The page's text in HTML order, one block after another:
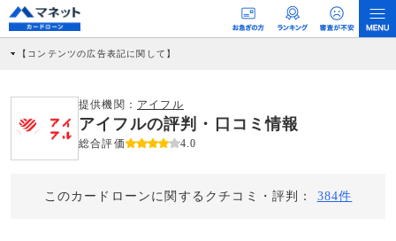
【コンテンツの広告表記に関して】
社に対して企業から紹介報酬が支払われるという収益モデルです。 ただし、特定の
商品を根拠なくPRするものではなく、当編集部の調査／ユーザーへの口コミ収集な
どに基づき、公平性を担保した情報提供を行っています。
>提携企業一覧
提供機関： アイフル
アイフルの評判・口コミ情報
総合評価 4.0
このカードローンに関するクチコミ・評判： 384件